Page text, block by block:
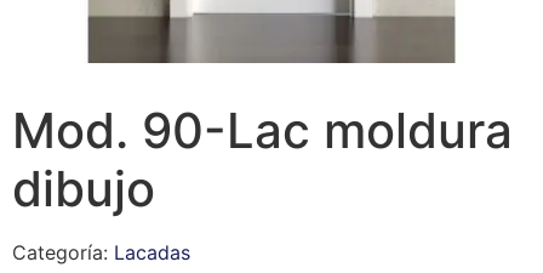
Mod. 90-Lac moldura
dibujo
Categoría: Lacadas